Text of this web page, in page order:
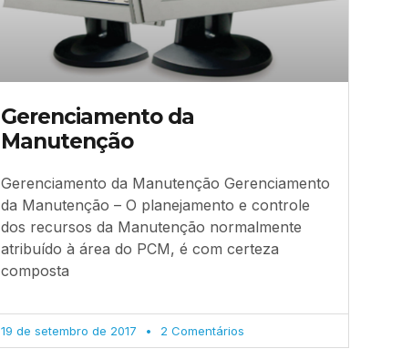
Gerenciamento da
Manutenção
Gerenciamento da Manutenção Gerenciamento
da Manutenção – O planejamento e controle
dos recursos da Manutenção normalmente
atribuído à área do PCM, é com certeza
composta
19 de setembro de 2017 2 Comentários